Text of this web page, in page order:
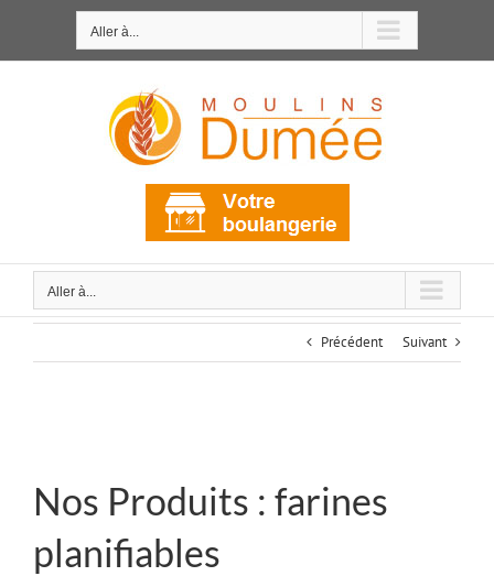
Aller à...
Aller à...
Précédent Suivant
Nos Produits : farines
planifiables